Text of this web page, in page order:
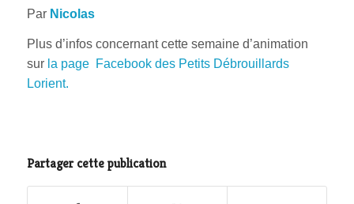
Par Nicolas
Plus d’infos concernant cette semaine d’animation
surla page Facebook des Petits Débrouillards
Lorient.
Partager cette publication